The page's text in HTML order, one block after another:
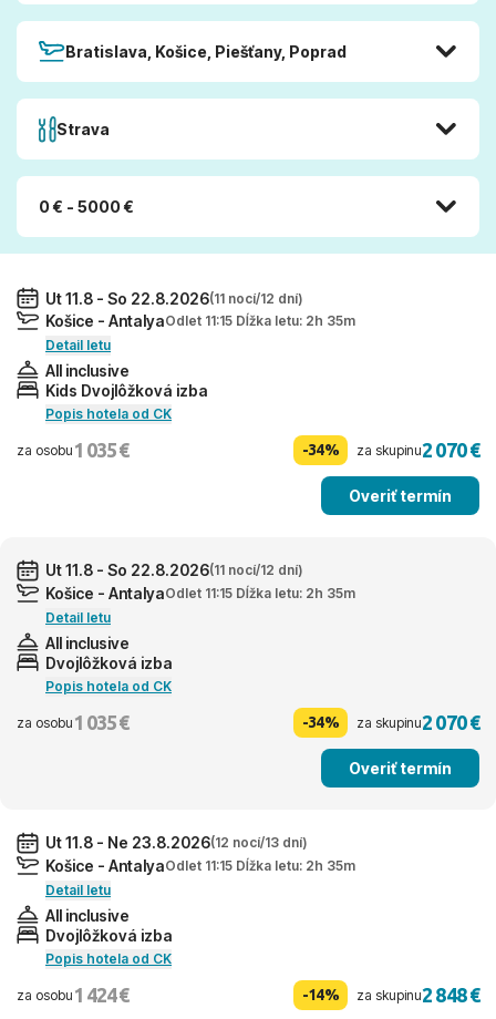
Bratislava, Košice, Piešťany, Poprad
Strava
0 € - 5000 €
Ut 11.8 - So 22.8.2026(11 nocí/12 dní)
Košice - AntalyaOdlet 11:15 Dĺžka letu: 2h 35m
Detail letu
All inclusive
Kids Dvojlôžková izba
Popis hotela od CK
za osobu 1 035 € -34% za skupinu2 070 €
Overiť termín
Ut 11.8 - So 22.8.2026(11 nocí/12 dní)
Košice - AntalyaOdlet 11:15 Dĺžka letu: 2h 35m
Detail letu
All inclusive
Dvojlôžková izba
Popis hotela od CK
za osobu 1 035 € -34% za skupinu2 070 €
Overiť termín
Ut 11.8 - Ne 23.8.2026(12 nocí/13 dní)
Košice - AntalyaOdlet 11:15 Dĺžka letu: 2h 35m
Detail letu
All inclusive
Dvojlôžková izba
Popis hotela od CK
za osobu 1 424 € -14% za skupinu2 848 €